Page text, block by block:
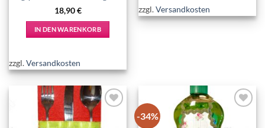
18,90€
IN DEN WARENKORB
zzgl.Versandkosten
zzgl.Versandkosten
wishlist
-34%